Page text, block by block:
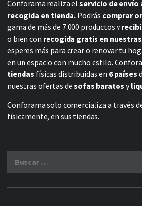
Conforama realiza el servicio de envío
recogida en tienda. Podrás comprar
gama de más de 7.000 productos y
o bien con recogida gratis en
esperes más para crear o renovar tu
en un espacio con mucho estilo.
tiendas físicas distribuidas en 6 países
nuestras ofertas de sofas baratos y
Conforama solo comercializa a través
físicamente, en sus tiendas.